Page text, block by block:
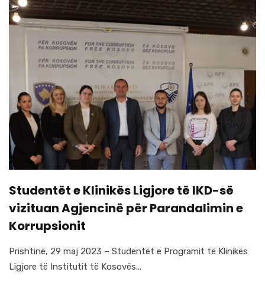
Studentët e Klinikës Ligjore të IKD-së
vizituan Agjencinë për Parandalimin e
Korrupsionit
Prishtinë, 29 maj 2023 – Studentët e Programit të Klinikës
Ligjore të Institutit të Kosovës...